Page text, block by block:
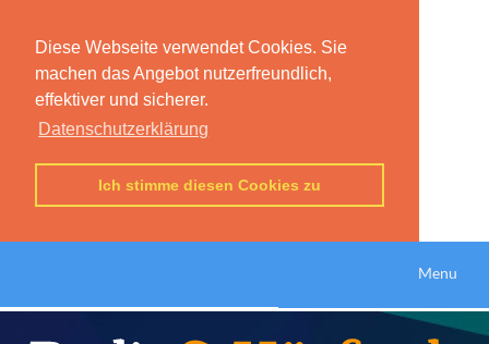
Diese Webseite verwendet Cookies. Sie
machen das Angebot nutzerfreundlich,
effektiver und sicherer.
Datenschutzerklärung
Ich stimme diesen Cookies zu
Menu